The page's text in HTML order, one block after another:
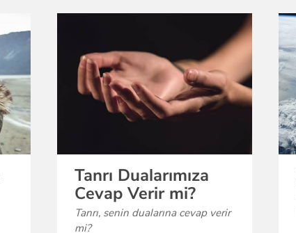
Tanrı Dualarımıza
Cevap Verir mi?
Tanrı, senin dualarına cevap verir
mi?